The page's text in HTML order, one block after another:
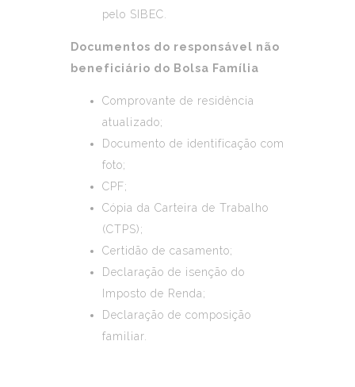
pelo SIBEC.
Documentos do responsável não
beneficiário do Bolsa Família
Comprovante de residência
atualizado;
Documento de identificação com
foto;
CPF;
Cópia da Carteira de Trabalho
(CTPS);
Certidão de casamento;
Declaração de isenção do
Imposto de Renda;
Declaração de composição
familiar.